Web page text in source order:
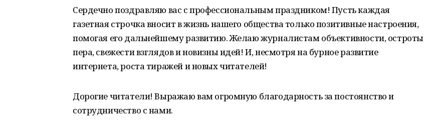
Сердечно поздравляю вас с профессиональным праздником! Пусть каждая
газетная строчка вносит в жизнь нашего общества только позитивные настроения,
помогая его дальнейшему развитию. Желаю журналистам объективности, остроты
пера, свежести взглядов и новизны идей! И, несмотря на бурное развитие
интернета, роста тиражей и новых читателей!
Дорогие читатели! Выражаю вам огромную благодарность за постоянство и
сотрудничество с нами.